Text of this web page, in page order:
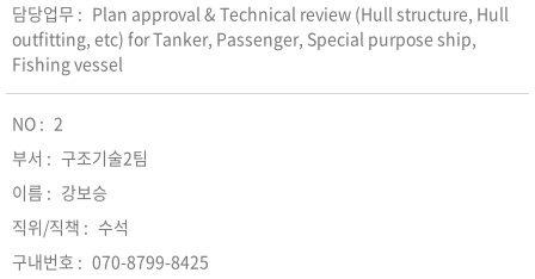
Plan approval & Technical review (Hull structure, Hull
outfitting, etc) for Tanker, Passenger, Special purpose ship,
Fishing vessel
2
구조기술2팀
강보승
수석
070-8799-8425